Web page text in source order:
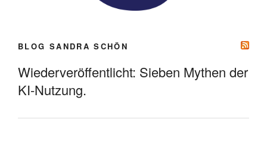
BLOG SANDRA SCHÖN
Wiederveröffentlicht: Sieben Mythen der
KI-Nutzung.